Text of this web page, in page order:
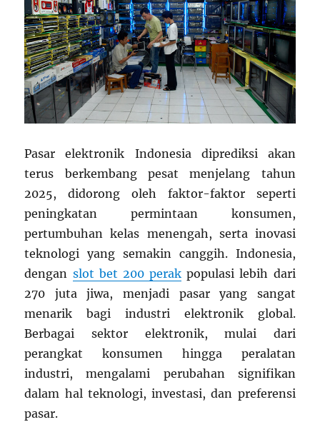
Pasar elektronik Indonesia diprediksi akan
terus berkembang pesat menjelang tahun
2025, didorong oleh faktor-faktor seperti
peningkatan permintaan konsumen,
pertumbuhan kelas menengah, serta inovasi
teknologi yang semakin canggih. Indonesia,
dengan slot bet 200 perak populasi lebih dari
270 juta jiwa, menjadi pasar yang sangat
menarik bagi industri elektronik global.
Berbagai sektor elektronik, mulai dari
perangkat konsumen hingga peralatan
industri, mengalami perubahan signifikan
dalam hal teknologi, investasi, dan preferensi
pasar.